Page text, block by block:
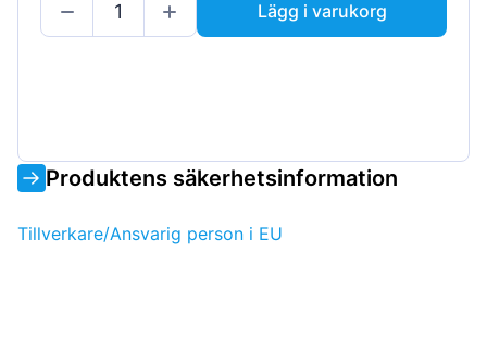
Lägg i varukorg
Produktens säkerhetsinformation
Tillverkare/Ansvarig person i EU